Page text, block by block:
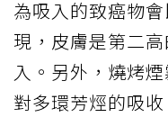
為吸入的致癌物
現，皮膚是第二
入。另外，燒烤
對多環芳烴的吸收